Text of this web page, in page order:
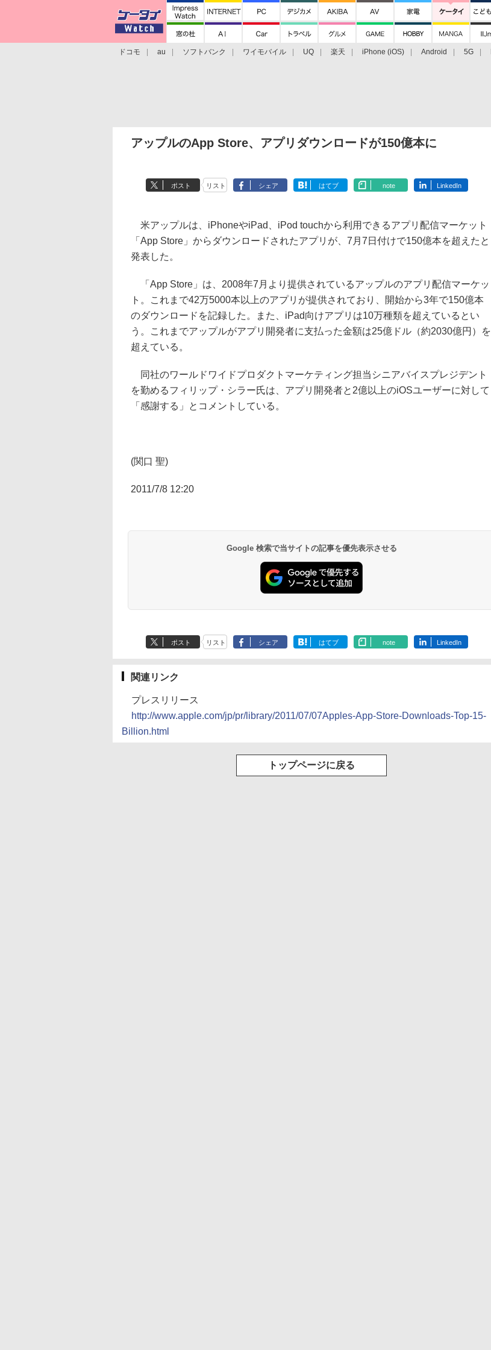
ドコモ au ソフトバンク ワイモバイル UQ 楽天 iPhone (iOS) Android 5G
アップルのApp Store、アプリダウンロードが150億本に
ポスト リスト シェア はてブ note LinkedIn
米アップルは、iPhoneやiPad、iPod touchから利用できるアプリ配信マーケット
「App Store」からダウンロードされたアプリが、7月7日付けで150億本を超えたと
発表した。
「App Store」は、2008年7月より提供されているアップルのアプリ配信マーケッ
ト。これまで42万5000本以上のアプリが提供されており、開始から3年で150億本
のダウンロードを記録した。また、iPad向けアプリは10万種類を超えているとい
う。これまでアップルがアプリ開発者に支払った金額は25億ドル（約2030億円）を
超えている。
同社のワールドワイドプロダクトマーケティング担当シニアバイスプレジデント
を勤めるフィリップ・シラー氏は、アプリ開発者と2億以上のiOSユーザーに対して
「感謝する」とコメントしている。
(関口 聖)
2011/7/8 12:20
Google 検索で当サイトの記事を優先表示させる
ポスト リスト シェア はてブ note LinkedIn
関連リンク
プレスリリース
http://www.apple.com/jp/pr/library/2011/07/07Apples-App-Store-Downloads-Top-15-
Billion.html
トップページに戻る